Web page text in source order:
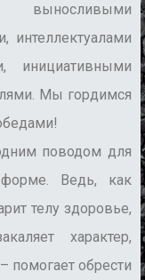
выносливыми
интеллектуалами
инициативными
Мы гордимся
поводом для
Ведь, как
телу здоровье,
характер,
помогает обрести